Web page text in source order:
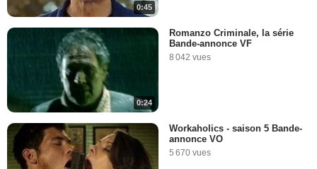
0:45
0:24
Romanzo Criminale, la série
Bande-annonce VF
8 042 vues
Workaholics - saison 5 Bande-
annonce VO
5 670 vues